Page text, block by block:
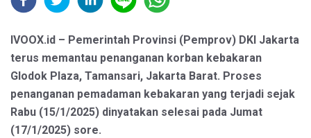
IVOOX.id – Pemerintah Provinsi (Pemprov) DKI Jakarta
terus memantau penanganan korban kebakaran
Glodok Plaza, Tamansari, Jakarta Barat. Proses
penanganan pemadaman kebakaran yang terjadi sejak
Rabu (15/1/2025) dinyatakan selesai pada Jumat
(17/1/2025) sore.